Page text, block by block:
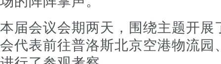
本届会议会期两天，围绕主题开
会代表前往普洛斯北京空港物流